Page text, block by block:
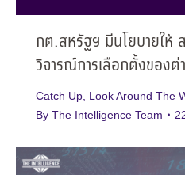
กต.สหรัฐฯ มีนโยบายใ
วิจารณ์การเลือกตั้งของต่
Catch Up Look Around The
By The Intelligence Team